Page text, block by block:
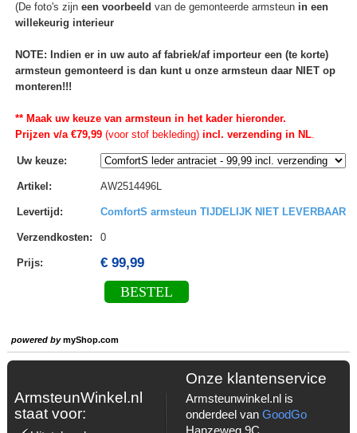
(De foto's zijn een voorbeeld van de gemonteerde armsteun in een
willekeurig interieur
NOTE: Indien er in uw auto af fabriek/af importeur een (te korte)
armsteun gemonteerd is dan kunt u onze armsteun daar NIET op
monteren!!!
** Maak uw keuze van armsteun in het kader hieronder.
Prijzen v/a €79,99(voor stof bekleding)incl. verzending in NL.
Uw keuze:
Artikel : AW2514496L
Levertijd : ComfortS armsteun TIJDELIJK NIET LEVERBAAR
Verzendkosten: 0
Prijs: € 99,99
BESTEL
powered bymyShop.com
ArmsteunWinkel.nl
staat voor:
Onze klantenservice
Armsteunwinkel.nl is
onderdeel van GoodGo